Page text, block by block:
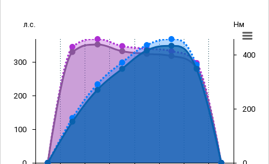
л.с. Нм
100
200
300
200
400